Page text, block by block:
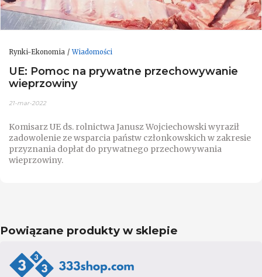
Rynki-Ekonomia Wiadomości
UE: Pomoc na prywatne przechowywanie
wieprzowiny
21-mar-2022
Komisarz UE ds. rolnictwa Janusz Wojciechowski wyraził
zadowolenie ze wsparcia państw członkowskich w zakresie
przyznania dopłat do prywatnego przechowywania
wieprzowiny.
Powiązane produkty w sklepie